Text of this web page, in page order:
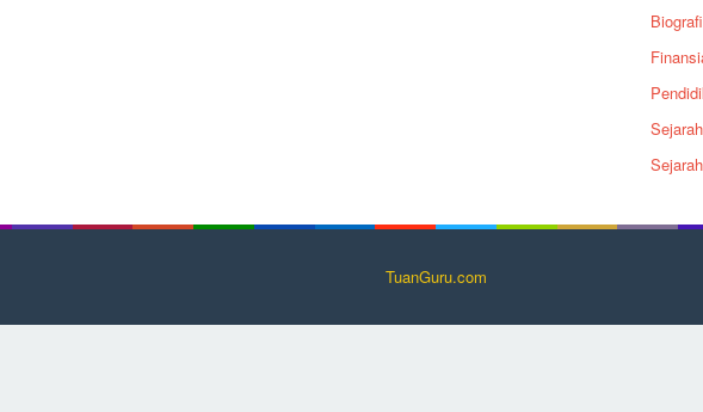
Biografi
Sejarah
TuanGuru.com